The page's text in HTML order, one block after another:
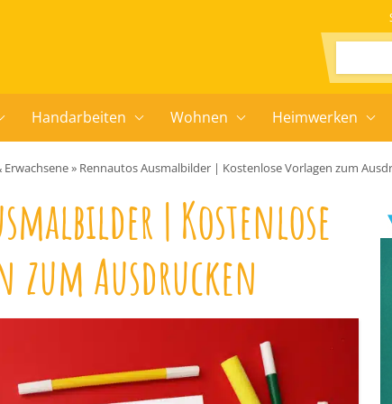
Handarbeiten Wohnen Heimwerken
» Rennautos Ausmalbilder | Kostenlose Vorlagen zum
| Kostenlose
zum Ausdrucken